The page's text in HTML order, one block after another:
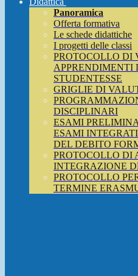
Panoramica
Offerta formativa
Le schede didattiche
I progetti delle classi
PROTOCOLLO DI
APPRENDIMENTI
STUDENTESSE
GRIGLIE DI
DISCIPLINARI
ESAMI
ESAMI
DEL DEBITO
PROTOCOLLO DI
INTEGRAZIONE
PROTOCOLLO
TERMINE